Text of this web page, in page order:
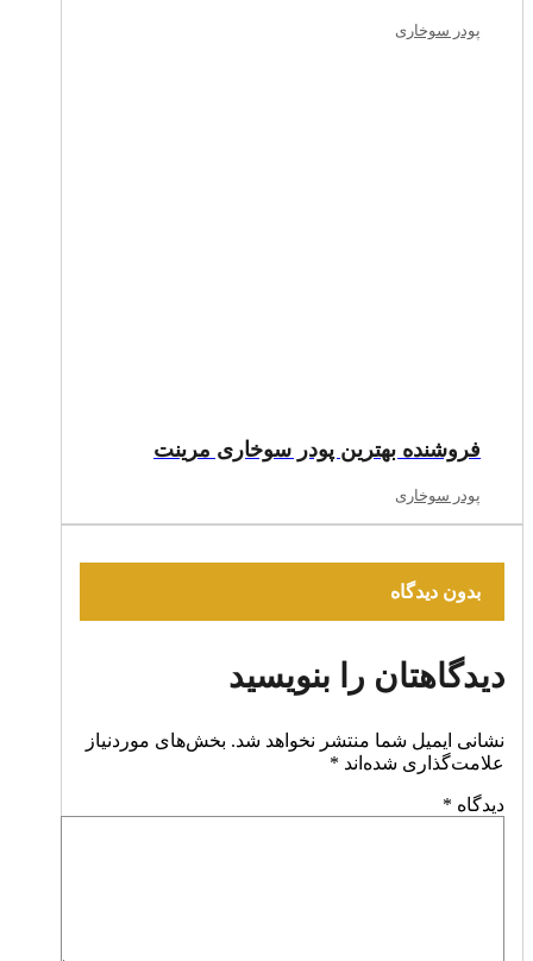
پودر سوخاری
فروشنده بهترین پودر سوخاری مرینت
پودر سوخاری
بدون دیدگاه
دیدگاهتان را بنویسید
نشانی ایمیل شما منتشر نخواهد شد. بخش‌های موردنیاز
علامت‌گذاری شده‌اند *
دیدگاه *